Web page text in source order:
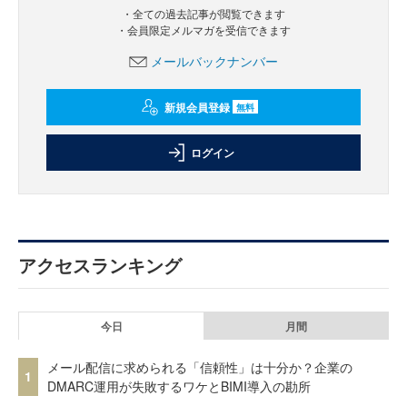
・全ての過去記事が閲覧できます
・会員限定メルマガを受信できます
メールバックナンバー
新規会員登録 無料
ログイン
アクセスランキング
今日 月間
1
メール配信に求められる「信頼性」は十分か？企業の
DMARC運用が失敗するワケとBIMI導入の勘所